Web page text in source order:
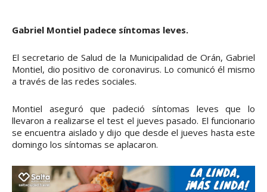
Gabriel Montiel padece síntomas leves.
El secretario de Salud de la Municipalidad de Orán, Gabriel
Montiel, dio positivo de coronavirus. Lo comunicó él mismo
a través de las redes sociales.
Montiel aseguró que padeció síntomas leves que lo
llevaron a realizarse el test el jueves pasado. El funcionario
se encuentra aislado y dijo que desde el jueves hasta este
domingo los síntomas se aplacaron.